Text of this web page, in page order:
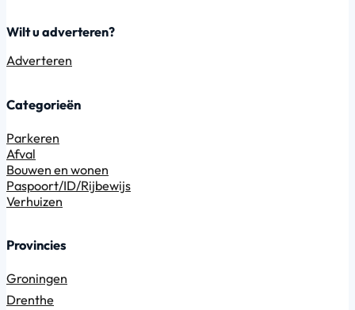
Wilt u adverteren?
Adverteren
Categorieën
Parkeren
Afval
Bouwen en wonen
Paspoort/ID/Rijbewijs
Verhuizen
Provincies
Groningen
Drenthe